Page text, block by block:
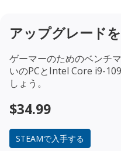
アップグレード
ゲーマーのためのベンチ
いのPCとIntel Core i9-
しょう。
$34.99
STEAMで入手する